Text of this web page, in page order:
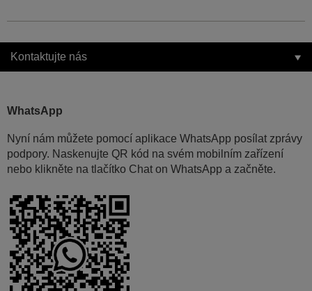
Kontaktujte nás
WhatsApp
Nyní nám můžete pomocí aplikace WhatsApp posílat zprávy
podpory. Naskenujte QR kód na svém mobilním zařízení
nebo klikněte na tlačítko Chat on WhatsApp a začněte.